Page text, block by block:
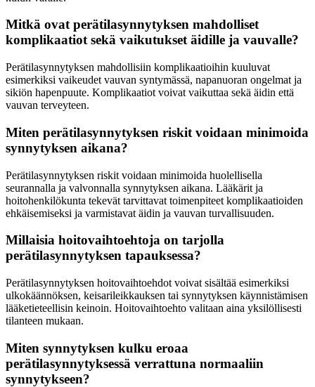
Mitkä ovat perätilasynnytyksen mahdolliset
komplikaatiot sekä vaikutukset äidille ja vauvalle?
Perätilasynnytyksen mahdollisiin komplikaatioihin kuuluvat
esimerkiksi vaikeudet vauvan syntymässä, napanuoran ongelmat ja
sikiön hapenpuute. Komplikaatiot voivat vaikuttaa sekä äidin että
vauvan terveyteen.
Miten perätilasynnytyksen riskit voidaan minimoida
synnytyksen aikana?
Perätilasynnytyksen riskit voidaan minimoida huolellisella
seurannalla ja valvonnalla synnytyksen aikana. Lääkärit ja
hoitohenkilökunta tekevät tarvittavat toimenpiteet komplikaatioiden
ehkäisemiseksi ja varmistavat äidin ja vauvan turvallisuuden.
Millaisia hoitovaihtoehtoja on tarjolla
perätilasynnytyksen tapauksessa?
Perätilasynnytyksen hoitovaihtoehdot voivat sisältää esimerkiksi
ulkokäännöksen, keisarileikkauksen tai synnytyksen käynnistämisen
lääketieteellisin keinoin. Hoitovaihtoehto valitaan aina yksilöllisesti
tilanteen mukaan.
Miten synnytyksen kulku eroaa
perätilasynnytyksessä verrattuna normaaliin
synnytykseen?